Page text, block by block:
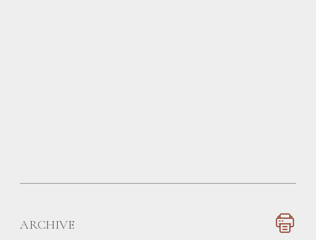
ARCHIVE